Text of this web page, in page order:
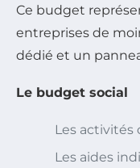
Ce budget
entreprises de
dédié et un
Le budget social
Les activités
Les aides